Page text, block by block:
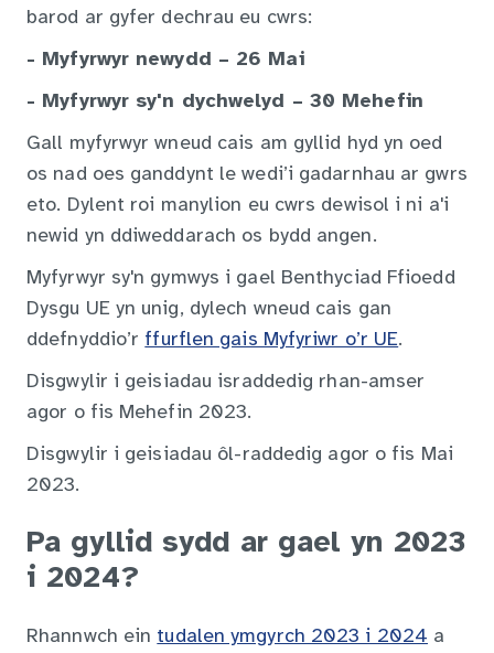
barod ar gyfer dechrau eu cwrs:
- Myfyrwyr newydd – 26 Mai
- Myfyrwyr sy'n dychwelyd – 30 Mehefin
Gall myfyrwyr wneud cais am gyllid hyd yn oed
os nad oes ganddynt le wedi’i gadarnhau ar gwrs
eto. Dylent roi manylion eu cwrs dewisol i ni a'i
newid yn ddiweddarach os bydd angen.
Myfyrwyr sy'n gymwys i gael Benthyciad Ffioedd
Dysgu UE yn unig, dylech wneud cais gan
ddefnyddio’r ffurflen gais Myfyriwr o’r UE.
Disgwylir i geisiadau israddedig rhan-amser
agor o fis Mehefin 2023.
Disgwylir i geisiadau ôl-raddedig agor o fis Mai
2023.
Pa gyllid sydd ar gael yn 2023
i 2024?
Rhannwch ein tudalen ymgyrch 2023 i 2024 a